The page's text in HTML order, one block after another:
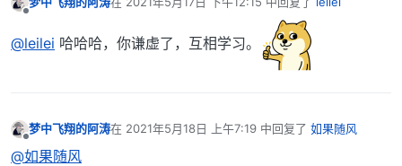
最后由 编辑
@leilei 哈哈哈，你谦虚了，互相学习。
梦中飞翔的阿涛在 2021年5月18日 上午7:19 中回复了 如果随风
最后由 编辑
@如果随风